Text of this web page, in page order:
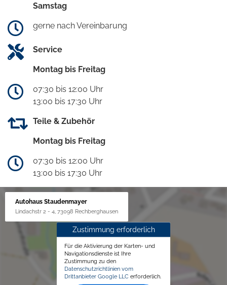
Samstag
gerne nach Vereinbarung
Service
Montag bis Freitag
07:30 bis 12:00 Uhr
13:00 bis 17:30 Uhr
Teile & Zubehör
Montag bis Freitag
07:30 bis 12:00 Uhr
13:00 bis 17:30 Uhr
Autohaus Staudenmayer
Lindachstr 2 - 4, 73098 Rechberghausen
Zustimmung erforderlich
Für die Aktivierung der Karten- und
Navigationsdienste ist Ihre
Zustimmung zu den
Datenschutzrichtlinien vom
Drittanbieter Google LLC erforderlich.